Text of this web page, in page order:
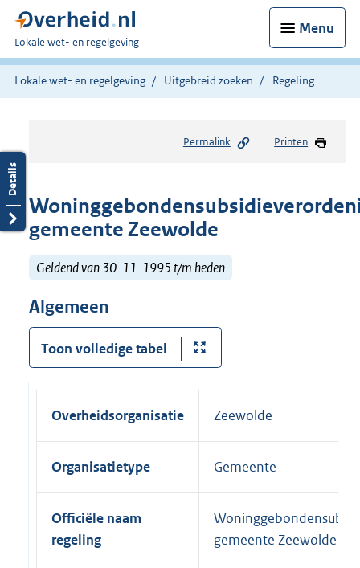
Menu
U
bent
hier:
Lokale wet- en regelgeving
Lokale wet- en regelgeving Uitgebreid zoeken Regeling
Permalink Printen
gemeente Zeewolde
Geldend van 30-11-1995 t/m heden
Algemeen
Toon volledige tabel
Overheidsorganisatie Zeewolde
Organisatietype Gemeente
Officiële naam
regeling
gemeente Zeewolde